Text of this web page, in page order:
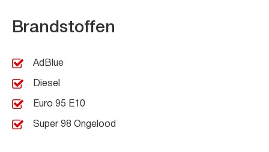
Brandstoffen
AdBlue
Diesel
Euro 95 E10
Super 98 Ongelood